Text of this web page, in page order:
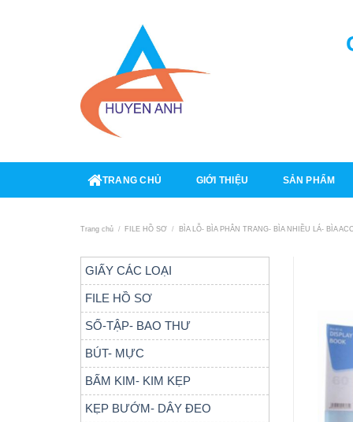
TRANG CHỦ GIỚI THIỆU SẢN PHẨM
Trang chủ / FILE HỒ SƠ / BÌA LỖ- BÌA PHÂN TRANG- BÌA NHIỀU LÁ- BÌA
GIẤY CÁC LOẠI
FILE HỒ SƠ
SỐ-TẬP- BAO THƯ
BÚT- MỰC
BẤM KIM- KIM KẸP
KẸP BƯỚM- DÂY ĐEO